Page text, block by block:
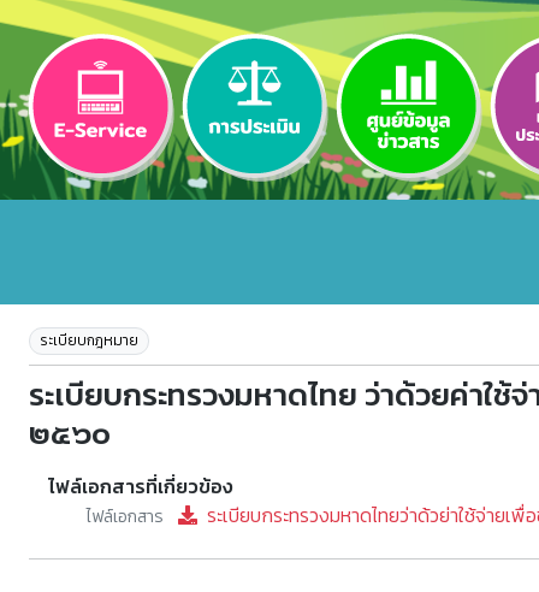
ระเบียบกฎหมาย
ระเบียบกระทรวงมหาดไทย ว่าด้วยค่าใ
๒๕๖๐
ไฟล์เอกสารที่เกี่ยวข้อง
ไฟล์เอกสาร ระเบียบกระทรวงมหาดไทยว่าด้วย่าใช้จ่าย